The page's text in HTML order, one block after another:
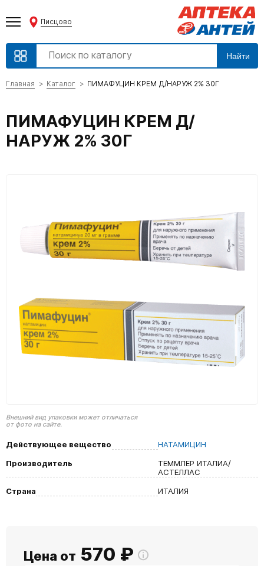
Писцово
Найти
Главная Каталог ПИМАФУЦИН КРЕМ Д/НАРУЖ 2% 30Г
ПИМАФУЦИН КРЕМ Д/
НАРУЖ 2% 30Г
Внешний вид упаковки может отличаться
от фото на сайте.
Действующее вещество
НАТАМИЦИН
Производитель
ТЕММЛЕР ИТАЛИА/
АСТЕЛЛАС
Страна
ИТАЛИЯ
Цена от 570 ₽